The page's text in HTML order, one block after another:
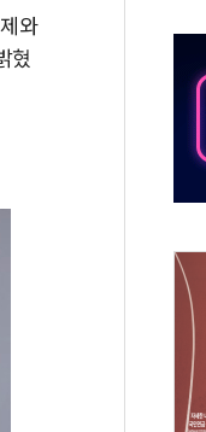
도권 집중 완화 전환점"
"전폭적 공급 확대·속도
놀랍지 않아"
와
혔